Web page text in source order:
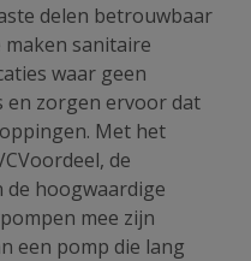
delen betrouwbaar
sanitaire
waar geen
en zorgen ervoor dat
Met het
de
hoogwaardige
mee zijn
een pomp die lang